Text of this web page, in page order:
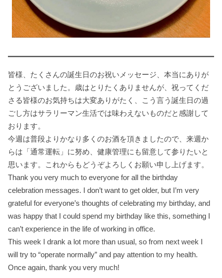
皆様、たくさんの誕生日のお祝いメッセージ、本当にありが
とうございました。歳はとりたくありませんが、祝ってくだ
さる皆様のお気持ちは大変ありがたく、こう言う誕生日の過
ごし方はサラリーマン生活では味わえないものだと感謝して
おります。
今週は普段よりかなり多くのお酒を頂きましたので、来週か
らは「通常運転」に努め、健康管理にも留意して参りたいと
思います。これからもどうぞよろしくお願い申し上げます。
Thank you very much to everyone for all the birthday
celebration messages. I don’t want to get older, but I’m very
grateful for everyone’s thoughts of celebrating my birthday, and
was happy that I could spend my birthday like this, something I
can’t experience in the life of working in office.
This week I drank a lot more than usual, so from next week I
will try to “operate normally” and pay attention to my health.
Once again, thank you very much!